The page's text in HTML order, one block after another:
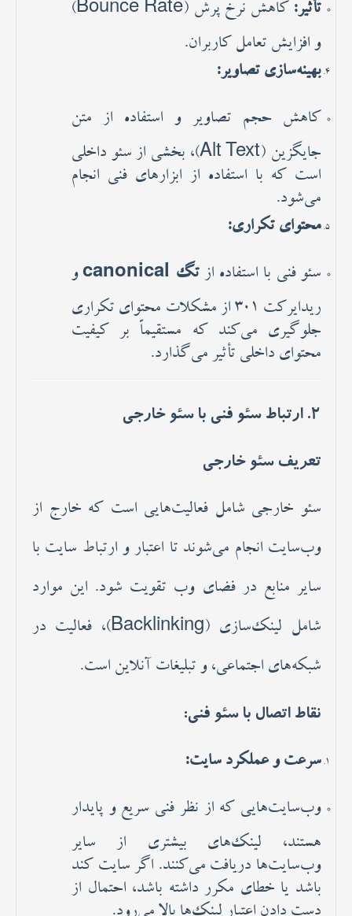
تأثیر: کاهش نرخ پرش (Bounce Rate)
و افزایش تعامل کاربران.
بهینه‌سازی تصاویر:
کاهش حجم تصاویر و استفاده از متن
جایگزین (Alt Text)، بخشی از سئو داخلی
است که با استفاده از ابزارهای فنی انجام
می‌شود.
محتوای تکراری:
سئو فنی با استفاده ازتگ canonical و
ریدایرکت 301 از مشکلات محتوای تکراری
جلوگیری می‌کند که مستقیماً بر کیفیت
محتوای داخلی تأثیر می‌گذارد.
تعریف سئو خارجی
سئو خارجی شامل فعالیت‌هایی است که خارج از
وب‌سایت انجام می‌شوند تا اعتبار و ارتباط سایت با
سایر منابع در فضای وب تقویت شود. این موارد
شامل لینک‌سازی (Backlinking)، فعالیت در
شبکه‌های اجتماعی، و تبلیغات آنلاین است.
نقاط اتصال با سئو فنی:
سرعت و عملکرد سایت:
وب‌سایت‌هایی که از نظر فنی سریع و پایدار
هستند، لینک‌های بیشتری از سایر
وب‌سایت‌ها دریافت می‌کنند. اگر سایت کند
باشد یا خطای مکرر داشته باشد، احتمال از
دست دادن اعتبار لینک‌ها بالا می‌رود.